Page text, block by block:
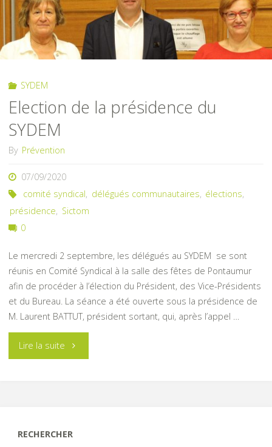
SYDEM
Election de la présidence du
SYDEM
By Prévention
07/09/2020
comité syndical, délégués communautaires, élections,
présidence, Sictom
0
Le mercredi 2 septembre, les délégués au SYDEM se sont
réunis en Comité Syndical à la salle des fêtes de Pontaumur
afin de procéder à l’élection du Président, des Vice-Présidents
et du Bureau. La séance a été ouverte sous la présidence de
M. Laurent BATTUT, président sortant, qui, après l’appel …
Lire la suite"Election
RECHERCHER